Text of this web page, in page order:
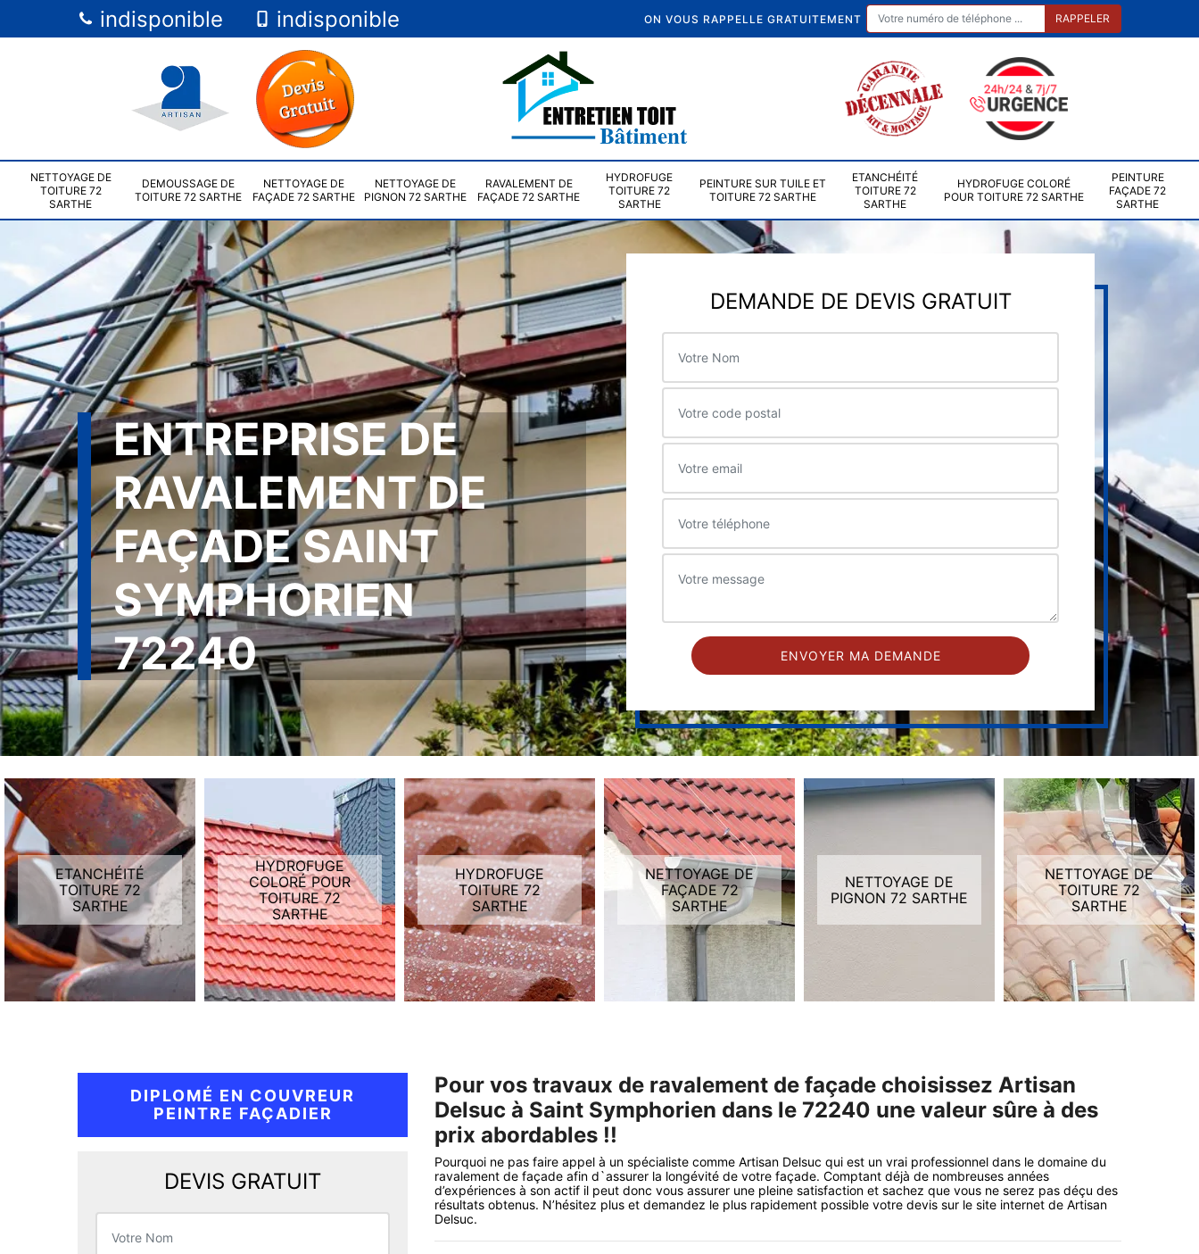
indisponible indisponible ON VOUS RAPPELLE GRATUITEMENT
NETTOYAGE DE
TOITURE 72
SARTHE
DEMOUSSAGE DE
TOITURE 72 SARTHE
NETTOYAGE DE
FAÇADE 72 SARTHE
NETTOYAGE DE
PIGNON 72 SARTHE
RAVALEMENT DE
FAÇADE 72 SARTHE
HYDROFUGE
TOITURE 72
SARTHE
PEINTURE SUR TUILE ET
TOITURE 72 SARTHE
ETANCHÉITÉ
TOITURE 72
SARTHE
HYDROFUGE COLORÉ
POUR TOITURE 72 SARTHE
PEINTURE
FAÇADE 72
SARTHE
ENTREPRISE DE
RAVALEMENT DE
FAÇADE SAINT
SYMPHORIEN
72240
DEMANDE DE DEVIS GRATUIT
ETANCHÉITÉ
TOITURE 72
SARTHE
HYDROFUGE
COLORÉ POUR
TOITURE 72
SARTHE
HYDROFUGE
TOITURE 72
SARTHE
NETTOYAGE DE
FAÇADE 72
SARTHE
NETTOYAGE DE
PIGNON 72 SARTHE
NETTOYAGE DE
TOITURE 72
SARTHE
DIPLOMÉ EN COUVREUR
PEINTRE FAÇADIER
DEVIS GRATUIT
Pour vos travaux de ravalement de façade choisissez Artisan
Delsuc à Saint Symphorien dans le 72240 une valeur sûre à des
prix abordables !!
Pourquoi ne pas faire appel à un spécialiste comme Artisan Delsuc qui est un vrai professionnel dans le domaine du
ravalement de façade afin d`assurer la longévité de votre façade. Comptant déjà de nombreuses années
d’expériences à son actif il peut donc vous assurer une pleine satisfaction et sachez que vous ne serez pas déçu des
résultats obtenus. N’hésitez plus et demandez le plus rapidement possible votre devis sur le site internet de Artisan
Delsuc.